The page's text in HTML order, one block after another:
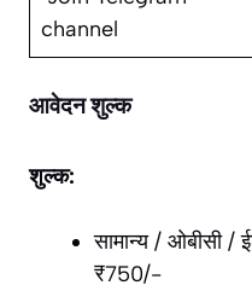
channel
आवेदन शुल्क
शुल्क:
सामान्य / ओबीसी /
₹750/-